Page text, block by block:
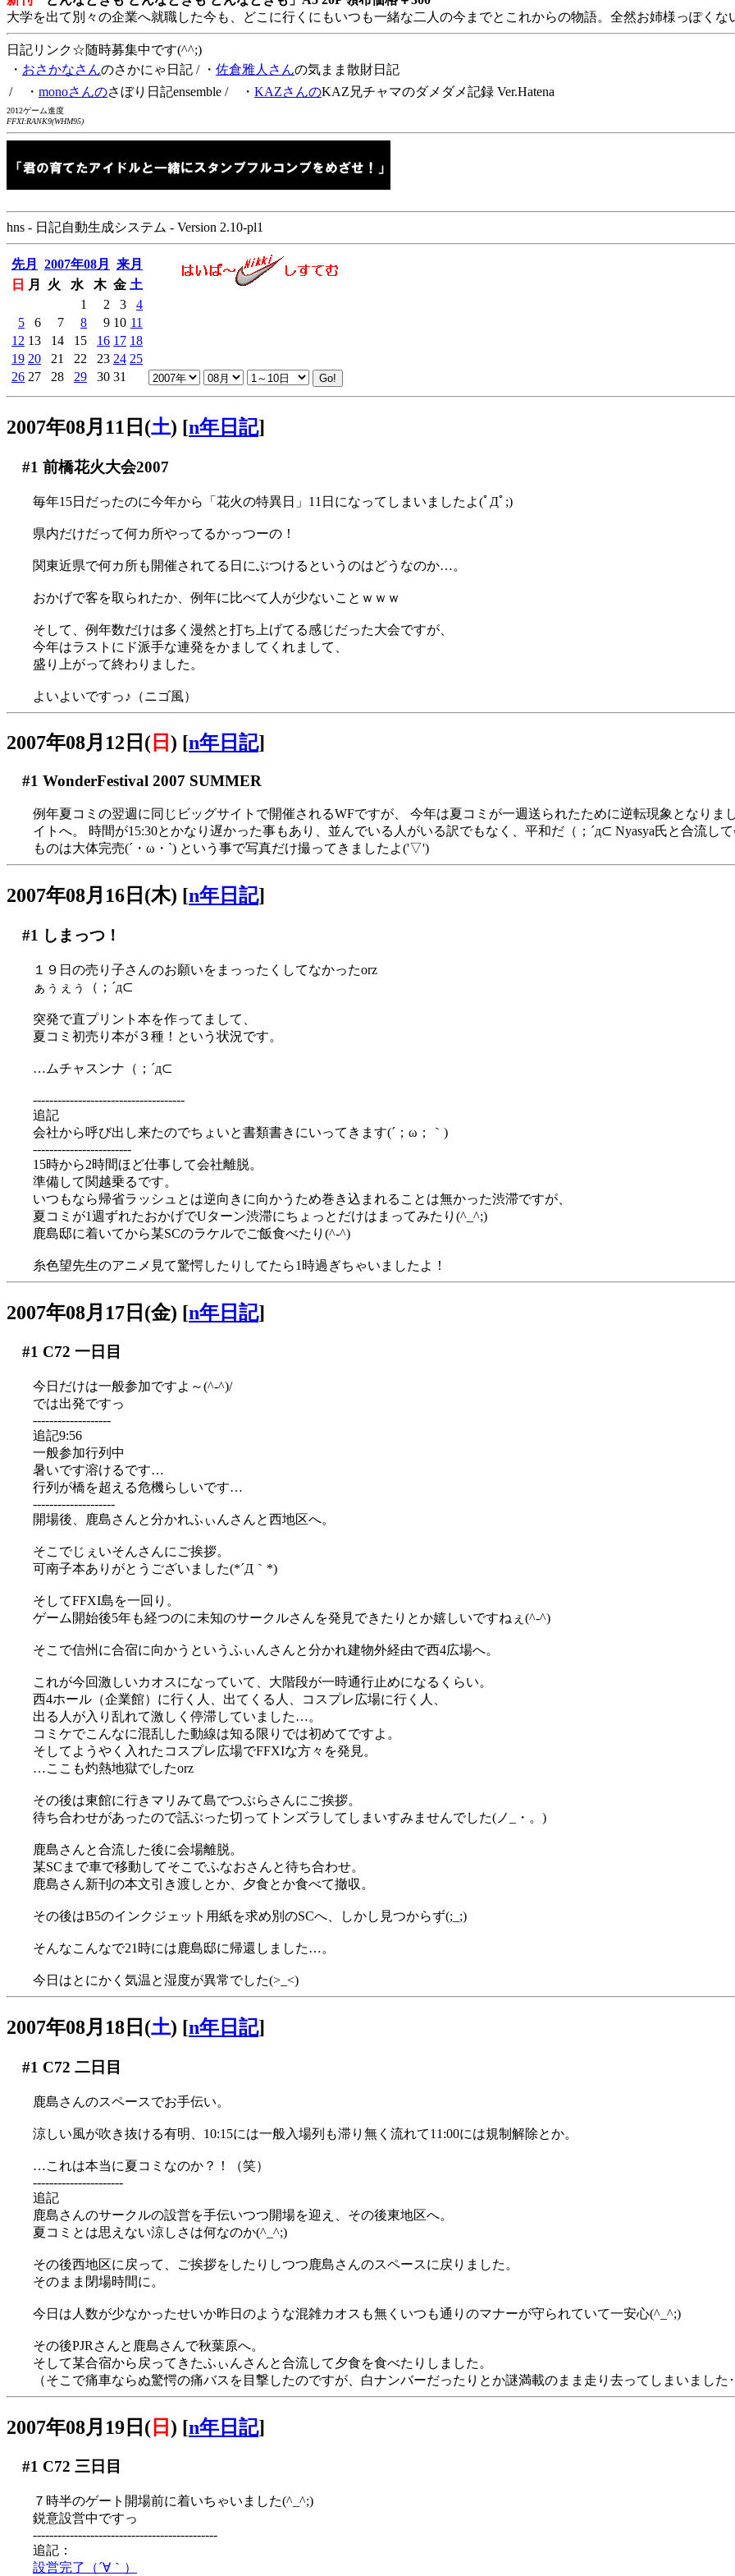
大学を出て別々の企業へ就職した今も、どこに行くにもいつも一緒な二人の今までとこれからの物語。全然お姉様っぽくな
日記リンク☆随時募集中です(^^;)
・ おさかなさんのさかにゃ日記 / ・ 佐倉雅人さんの気まま散財日記
/ ・ monoさんのさぼり日記ensemble / ・ KAZさんのKAZ兄チャマのダメダメ記録 Ver.Hatena
2012ゲーム進度
FFXI:RANK9(WHM95)
hns - 日記自動生成システム - Version 2.10-pl1
先月 2007年08月
来月
日
月 火 水 木 金 土
1
2 3
4
5
6 7 8 9 10 11
12 13 14 15 16 17 18
19 20 21 22 23 24 25
26 27 28 29 30 31
2007年08月11日(土) [n年日記]
#1 前橋花火大会2007
毎年15日だったのに今年から「花火の特異日」11日になってしまいましたよ(ﾟДﾟ;)
県内だけだって何カ所やってるかっつーの！
関東近県で何カ所も開催されてる日にぶつけるというのはどうなのか…。
おかげで客を取られたか、例年に比べて人が少ないことｗｗｗ
そして、例年数だけは多く漫然と打ち上げてる感じだった大会ですが、
今年はラストにド派手な連発をかましてくれまして、
盛り上がって終わりました。
よいよいですっ♪（ニゴ風）
2007年08月12日( 日 ) [n年日記]
#1 WonderFestival 2007 SUMMER
例年夏コミの翌週に同じビッグサイトで開催されるWFですが、 今年は夏コミが一週送られたために逆転現象となり
イトへ。 時間が15:30とかなり遅かった事もあり、並んでいる人がいる訳でもなく、平和だ（；´д⊂ Nyasya氏と合流し
ものは大体完売(´・ω・`) という事で写真だけ撮ってきましたよ('▽')
2007年08月16日(木) [n年日記]
#1 しまっつ！
１９日の売り子さんのお願いをまっったくしてなかったorz
ぁぅぇぅ（；´д⊂
突発で直プリント本を作ってまして、
夏コミ初売り本が３種！という状況です。
…ムチャスンナ（；´д⊂
-------------------------------------
追記
会社から呼び出し来たのでちょいと書類書きにいってきます(´；ω；｀)
------------------------
15時から2時間ほど仕事して会社離脱。
準備して関越乗るです。
いつもなら帰省ラッシュとは逆向きに向かうため巻き込まれることは無かった渋滞ですが、
夏コミが1週ずれたおかげでUターン渋滞にちょっとだけはまってみたり(^_^;)
鹿島邸に着いてから某SCのラケルでご飯食べたり(^-^)
糸色望先生のアニメ見て驚愕したりしてたら1時過ぎちゃいましたよ！
2007年08月17日(金) [n年日記]
#1 C72 一日目
今日だけは一般参加ですよ～(^-^)/
では出発ですっ
-------------------
追記9:56
一般参加行列中
暑いです溶けるです…
行列が橋を超える危機らしいです…
--------------------
開場後、鹿島さんと分かれふぃんさんと西地区へ。
そこでじぇいそんさんにご挨拶。
可南子本ありがとうございました(*´Д｀*)
そしてFFXI島を一回り。
ゲーム開始後5年も経つのに未知のサークルさんを発見できたりとか嬉しいですねぇ(^-^)
そこで信州に合宿に向かうというふぃんさんと分かれ建物外経由で西4広場へ。
これが今回激しいカオスになっていて、大階段が一時通行止めになるくらい。
西4ホール（企業館）に行く人、出てくる人、コスプレ広場に行く人、
出る人が入り乱れて激しく停滞していました…。
コミケでこんなに混乱した動線は知る限りでは初めてですよ。
そしてようやく入れたコスプレ広場でFFXIな方々を発見。
…ここも灼熱地獄でしたorz
その後は東館に行きマリみて島でつぶらさんにご挨拶。
待ち合わせがあったので話ぶった切ってトンズラしてしまいすみませんでした(ノ_・。)
鹿島さんと合流した後に会場離脱。
某SCまで車で移動してそこでふなおさんと待ち合わせ。
鹿島さん新刊の本文引き渡しとか、夕食とか食べて撤収。
その後はB5のインクジェット用紙を求め別のSCへ、しかし見つからず(;_;)
そんなこんなで21時には鹿島邸に帰還しました…。
今日はとにかく気温と湿度が異常でした(>_<)
2007年08月18日(土) [n年日記]
#1 C72 二日目
鹿島さんのスペースでお手伝い。
涼しい風が吹き抜ける有明、10:15には一般入場列も滞り無く流れて11:00には規制解除とか。
…これは本当に夏コミなのか？！（笑）
----------------------
追記
鹿島さんのサークルの設営を手伝いつつ開場を迎え、その後東地区へ。
夏コミとは思えない涼しさは何なのか(^_^;)
その後西地区に戻って、ご挨拶をしたりしつつ鹿島さんのスペースに戻りました。
そのまま閉場時間に。
今日は人数が少なかったせいか昨日のような混雑カオスも無くいつも通りのマナーが守られていて一安心(^_^;)
その後PJRさんと鹿島さんで秋葉原へ。
そして某合宿から戻ってきたふぃんさんと合流して夕食を食べたりしました。
（そこで痛車ならぬ驚愕の痛バスを目撃したのですが、白ナンバーだったりとか謎満載のまま走り去ってしまいました
2007年08月19日( 日 ) [n年日記]
#1 C72 三日目
７時半のゲート開場前に着いちゃいました(^_^;)
鋭意設営中ですっ
---------------------------------------------
追記：
設営完了（´∀｀）